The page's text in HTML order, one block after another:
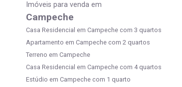
Imóveis para venda em
Campeche
Casa Residencial em Campeche com 3 quartos
Apartamento em Campeche com 2 quartos
Terreno em Campeche
Casa Residencial em Campeche com 4 quartos
Estúdio em Campeche com 1 quarto